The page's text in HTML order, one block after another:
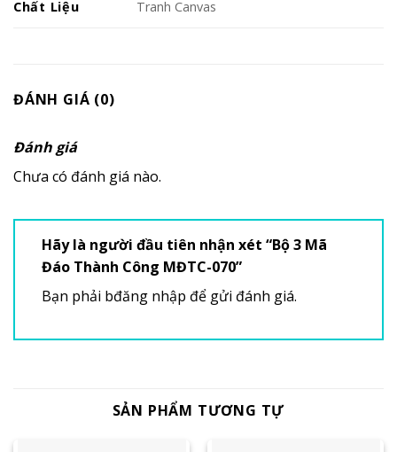
Chất Liệu Tranh Canvas
ĐÁNH GIÁ (0)
Đánh giá
Chưa có đánh giá nào.
Hãy là người đầu tiên nhận xét “Bộ 3 Mã
Đáo Thành Công MĐTC-070”
Bạn phải bđăng nhập để gửi đánh giá.
SẢN PHẨM TƯƠNG TỰ